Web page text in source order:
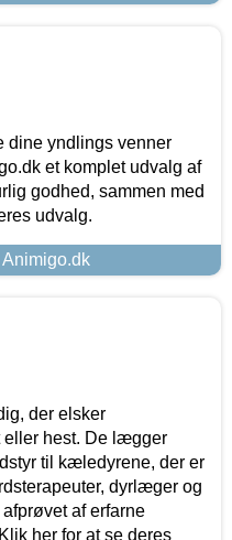
dine yndlings venner
et komplet udvalg af
godhed, sammen med
udvalg.
der elsker
eller hest. De lægger
til kæledyrene, der er
dyrlæger og
af erfarne
her for at se deres